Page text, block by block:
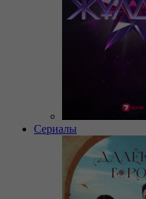
Сериалы